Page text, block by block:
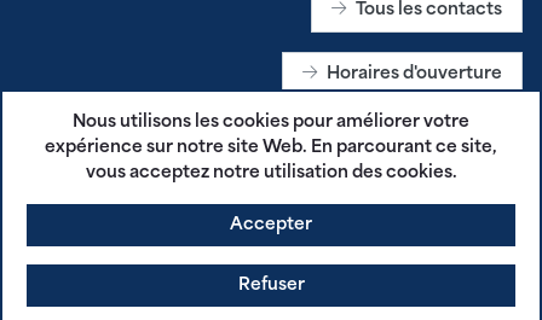
Tous les contacts
Horaires d'ouverture
RECEVEZ NOS PUBLICATIONS
Je m'abonne
SUIVEZ-NOUS SUR LES RÉSEAUX SOCIAUX
Nous utilisons les cookies pour améliorer votre
expérience sur notre site Web. En parcourant ce site,
vous acceptez notre utilisation des cookies.
Accepter
Refuser